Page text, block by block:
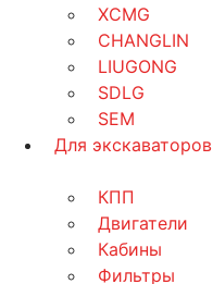
XCMG
CHANGLIN
LIUGONG
SDLG
SEM
Для экскаваторов
КПП
Двигатели
Кабины
Фильтры